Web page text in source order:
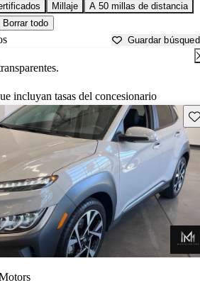
Millaje
A 50 millas de distancia
Borrar todo
Guardar
incluyan tasas del concesionario